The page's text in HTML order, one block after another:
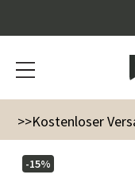
>>Kostenloser
Möbel Sofas
-15%